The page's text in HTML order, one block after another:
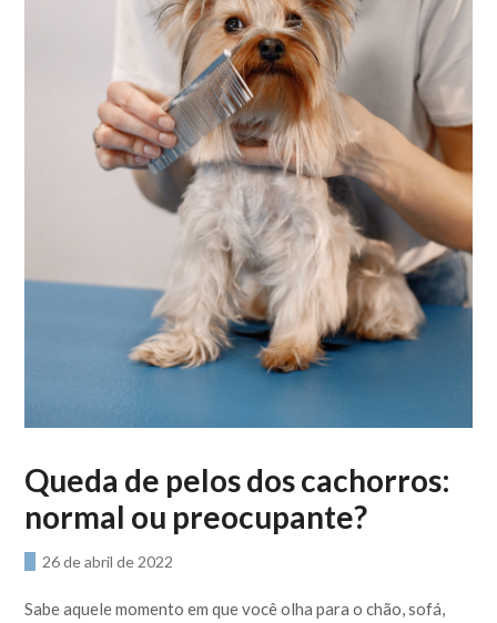
Queda de pelos dos cachorros:
normal ou preocupante?
26 de abril de 2022
Sabe aquele momento em que você olha para o chão, sofá,